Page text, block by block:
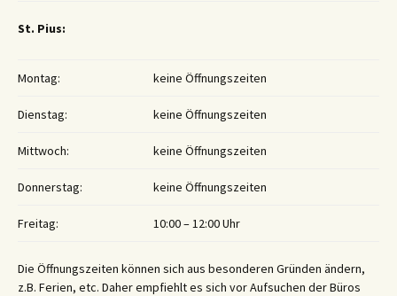
St. Pius:
Montag: keine Öffnungszeiten
Dienstag: keine Öffnungszeiten
Mittwoch: keine Öffnungszeiten
Donnerstag: keine Öffnungszeiten
Freitag: 10:00 – 12:00 Uhr
Die Öffnungszeiten können sich aus besonderen Gründen ändern,
z.B. Ferien, etc. Daher empfiehlt es sich vor Aufsuchen der Büros